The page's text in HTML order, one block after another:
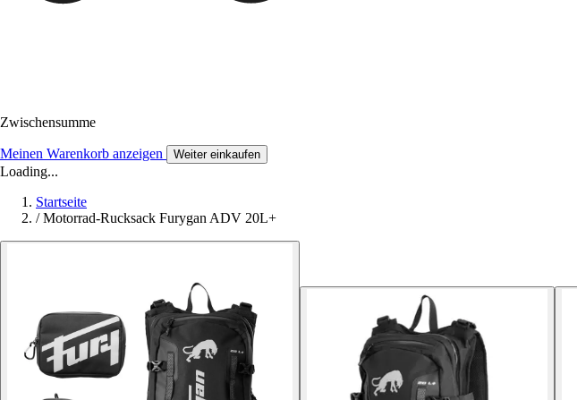
Zwischensumme
Meinen Warenkorb anzeigen Weiter einkaufen
Loading...
Startseite
/ Motorrad-Rucksack Furygan ADV 20L+